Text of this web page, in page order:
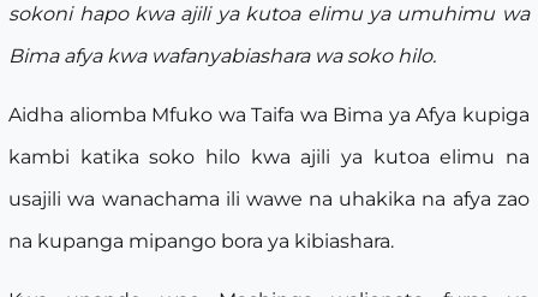
sokoni hapo kwa ajili ya kutoa elimu ya umuhimu wa
Bima afya kwa wafanyabiashara wa soko hilo.
Aidha aliomba Mfuko wa Taifa wa Bima ya Afya kupiga
kambi katika soko hilo kwa ajili ya kutoa elimu na
usajili wa wanachama ili wawe na uhakika na afya zao
na kupanga mipango bora ya kibiashara.